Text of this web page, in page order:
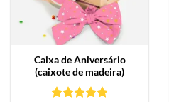
Caixa deAniversário
(caixote de madeira)